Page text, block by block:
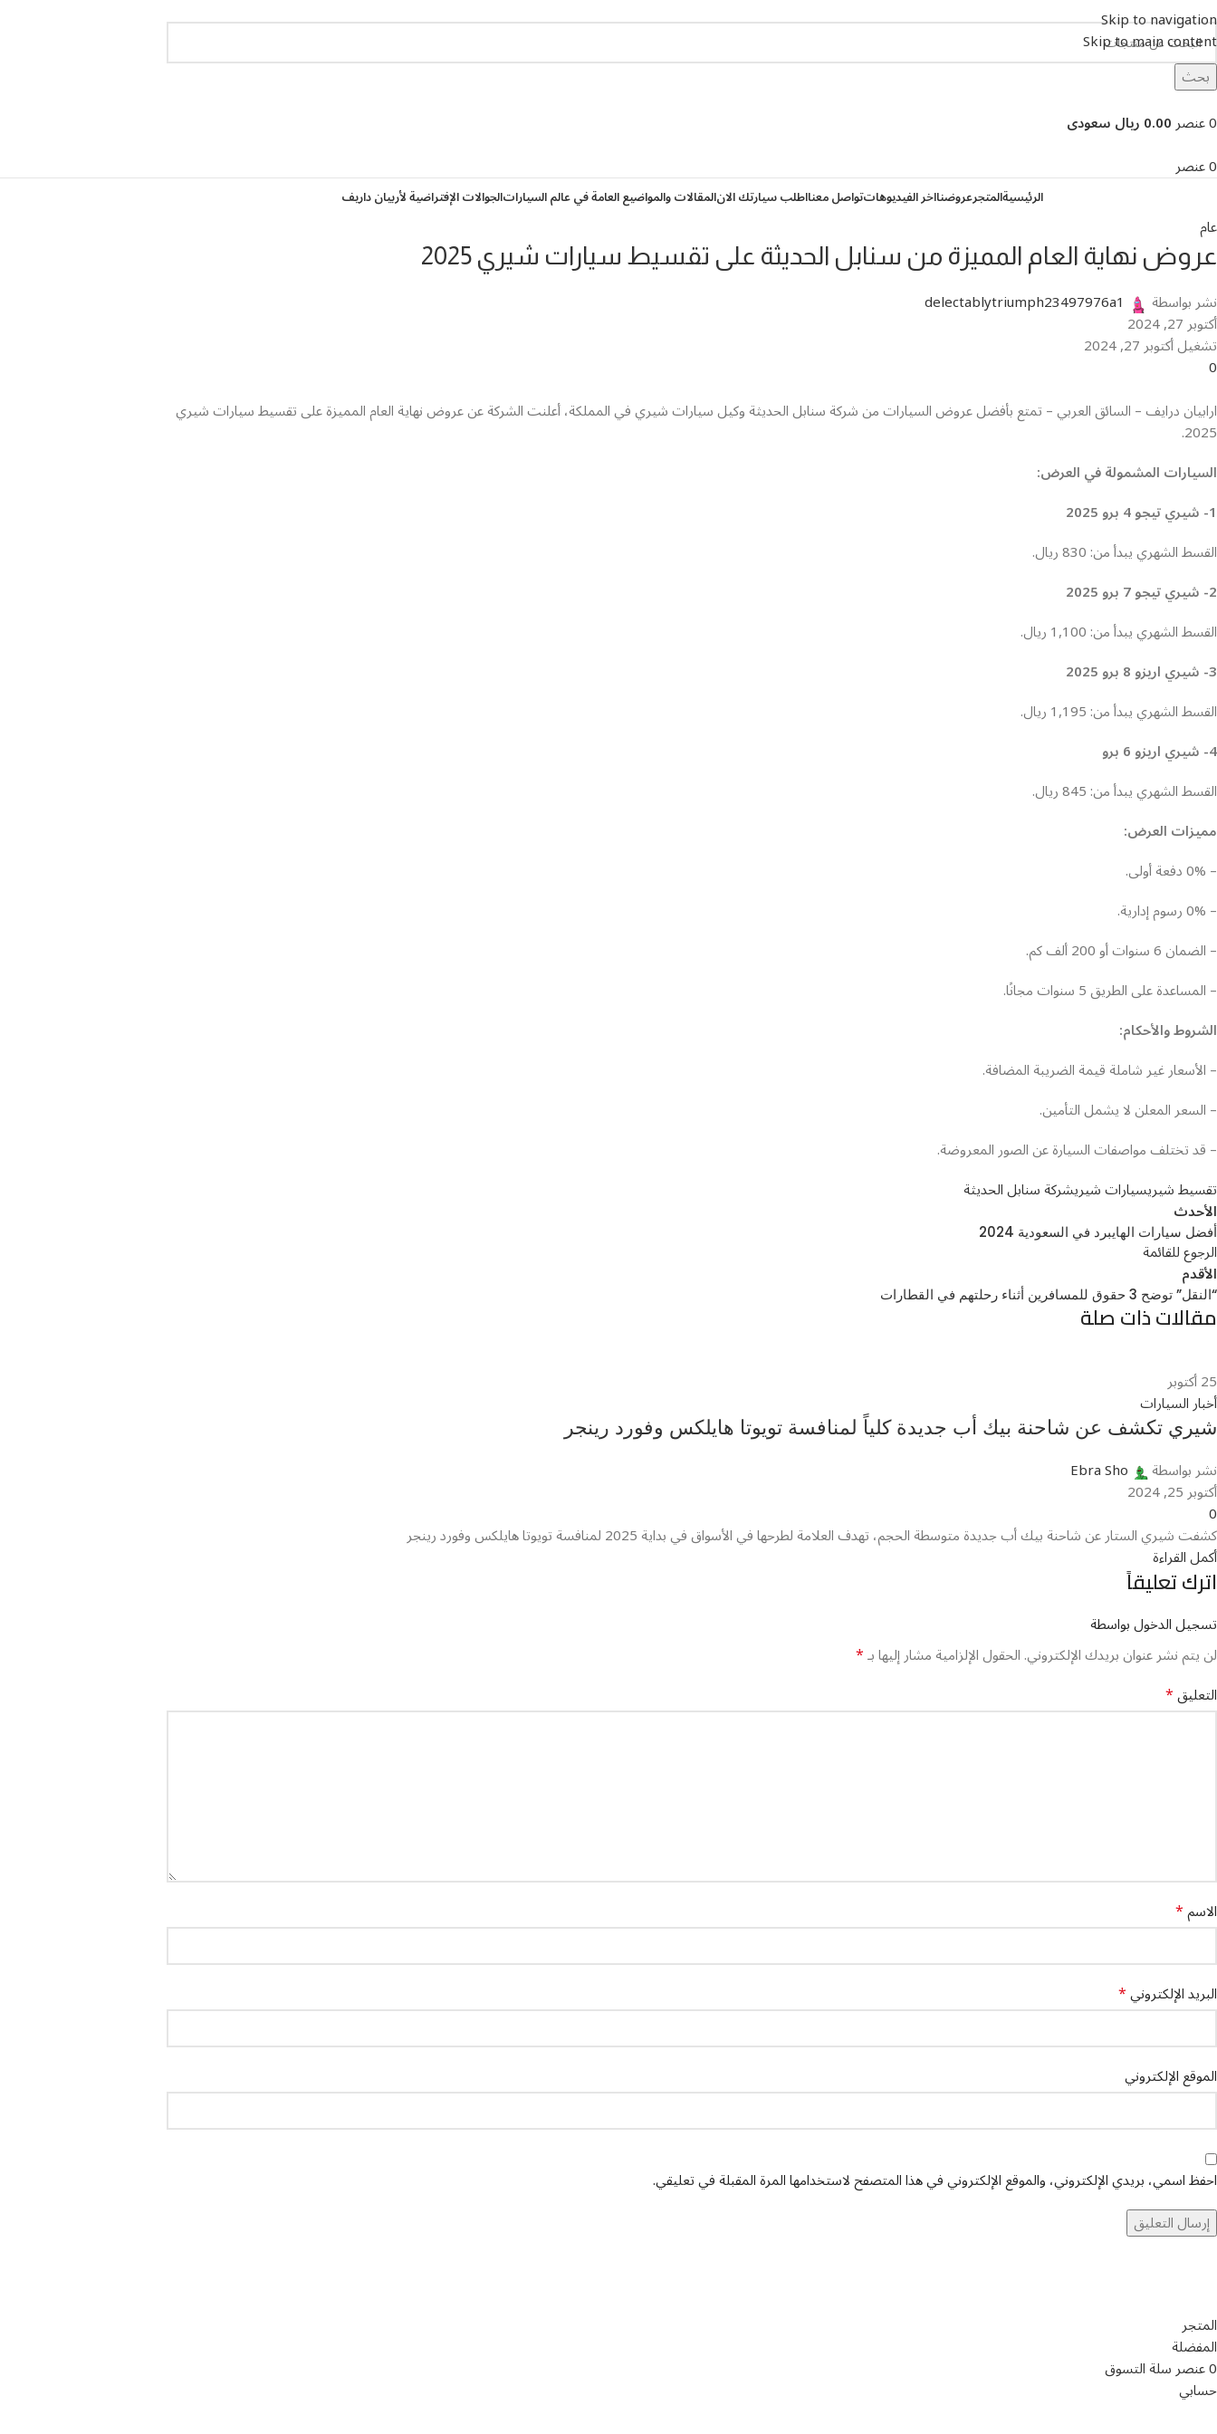
Skip to navigation
Skip to main content
بحث
0عنصر0.00 ريال سعودى
0عنصر
الرئيسيةالمتجرعروضنااخر الفيديوهاتتواصل معنااطلب سيارتك الانالمقالات والمواضيع العامة في عالم السياراتالجوالات الإفتراضية لأربيان داريف
عام
عروض نهاية العام المميزة من سنابل الحديثة على تقسيط سيارات شيري 2025
نشر بواسطة delectablytriumph23497976a1
أكتوبر 27, 2024
تشغيل أكتوبر 27, 2024
0
ارابيان درايف – السائق العربي – تمتع بأفضل عروض السيارات من شركة سنابل الحديثة وكيل سيارات شيري في المملكة، أعلنت الشركة عن عروض نهاية العام المميزة على تقسيط سيارات شيري
2025.
السيارات المشمولة في العرض:
1- شيري تيجو 4 برو 2025
القسط الشهري يبدأ من: 830 ريال.
2- شيري تيجو 7 برو 2025
القسط الشهري يبدأ من: 1,100 ريال.
3- شيري اريزو 8 برو 2025
القسط الشهري يبدأ من: 1,195 ريال.
4- شيري اريزو 6 برو
القسط الشهري يبدأ من: 845 ريال.
مميزات العرض:
– 0% دفعة أولى.
– 0% رسوم إدارية.
– الضمان 6 سنوات أو 200 ألف كم.
– المساعدة على الطريق 5 سنوات مجانًا.
الشروط والأحكام:
– الأسعار غير شاملة قيمة الضريبة المضافة.
– السعر المعلن لا يشمل التأمين.
– قد تختلف مواصفات السيارة عن الصور المعروضة.
تقسيط شيريسيارات شيريشركة سنابل الحديثة
الأحدث
أفضل سيارات الهايبرد في السعودية 2024
الرجوع للقائمة
الأقدم
“النقل” توضح 3 حقوق للمسافرين أثناء رحلتهم في القطارات
مقالات ذات صلة
25أكتوبر
أخبار السيارات
شيري تكشف عن شاحنة بيك أب جديدة كلياً لمنافسة تويوتا هايلكس وفورد رينجر
نشر بواسطة Ebra Sho
أكتوبر 25, 2024
0
كشفت شيري الستار عن شاحنة بيك أب جديدة متوسطة الحجم، تهدف العلامة لطرحها في الأسواق في بداية 2025 لمنافسة تويوتا هايلكس وفورد رينجر
أكمل القراءة
اترك تعليقاً
تسجيل الدخول بواسطة
لن يتم نشر عنوان بريدك الإلكتروني.الحقول الإلزامية مشار إليها بـ*
التعليق*
الاسم*
البريد الإلكتروني*
الموقع الإلكتروني
احفظ اسمي، بريدي الإلكتروني، والموقع الإلكتروني في هذا المتصفح لاستخدامها المرة المقبلة في تعليقي.
المتجر
المفضلة
0عنصرسلة التسوق
حسابي